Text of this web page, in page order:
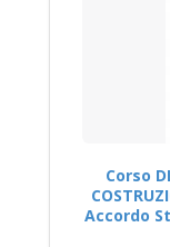
Corso
Accordo